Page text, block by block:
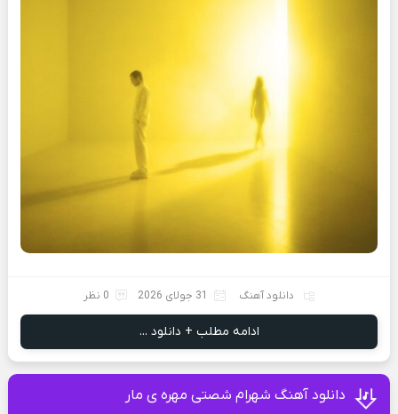
دانلود آهنگ 31 جولای 2026 0 نظر
ادامه مطلب + دانلود ...
دانلود آهنگ شهرام شصتی مهره ی مار